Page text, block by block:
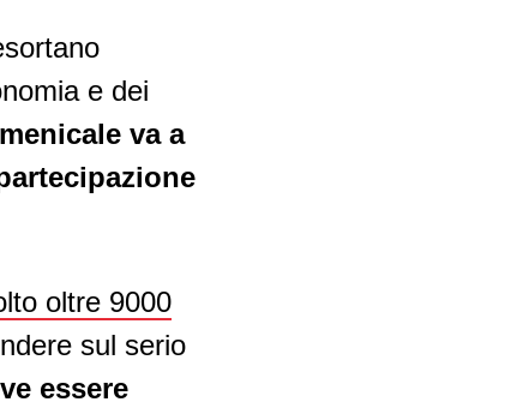
e dei
va a
oltre 9000
sul serio
essere